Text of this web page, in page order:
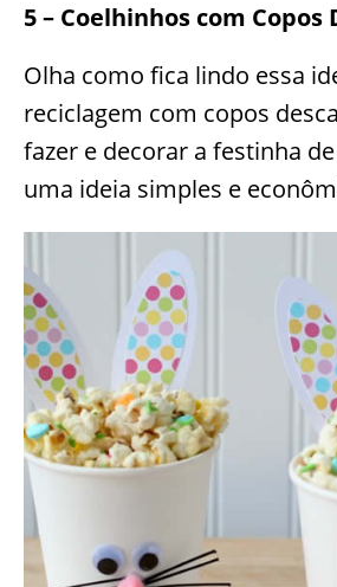
5 – Coelhinhos com Copos
Olha como fica lindo essa
reciclagem com copos
fazer e decorar a festinha
uma ideia simples e